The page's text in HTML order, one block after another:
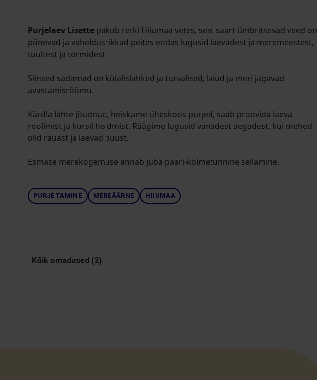
Purjelaev Lisette pakub retki Hiiumaa vetes, sest saart ümbritsevad veed on
põnevad ja vaheldusrikkad peites endas lugusid laevadest ja meremeestest,
tuultest ja tormidest.
Siinsed sadamad on külalislahked ja turvalised, laiud ja meri jagavad
avastamisrõõmu.
Kärdla lahte jõudnud, heiskame üheskoos purjed, saab proovida laeva
roolimist ja kursil hoidmist. Räägime lugusid vanadest aegadest, kui mehed
olid rauast ja laevad puust.
Esmase merekogemuse annab juba paari-kolmetunnine seilamine.
PURJETAMINE MEREÄÄRNE HIIUMAA
Kõik omadused (2)